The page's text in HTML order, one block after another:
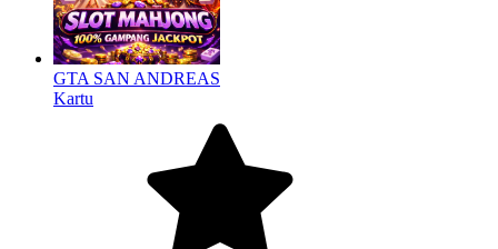
GTA SAN ANDREAS
Kartu